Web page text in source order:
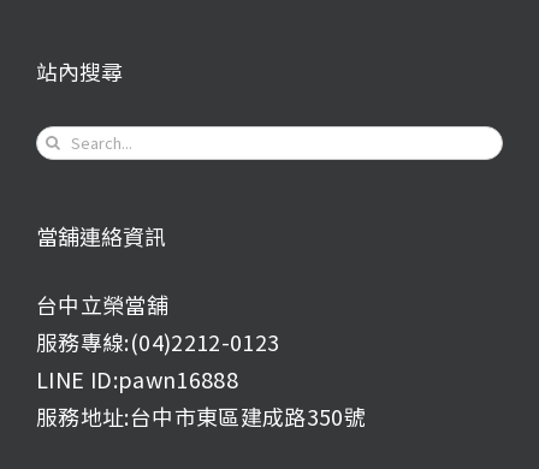
站內搜尋
Search
當舖連絡資訊
台中立榮當舖
服務專線:(04)2212-0123
LINE ID:pawn16888
服務地址:台中市東區建成路350號